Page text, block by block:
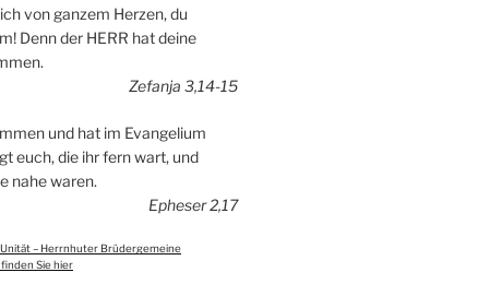
von ganzem Herzen, du
Denn der HERR hat deine
Zefanja 3,14-15
und hat im Evangelium
euch, die ihr fern wart, und
nahe waren.
Epheser 2,17
– Herrnhuter Brüdergemeine
Sie hier